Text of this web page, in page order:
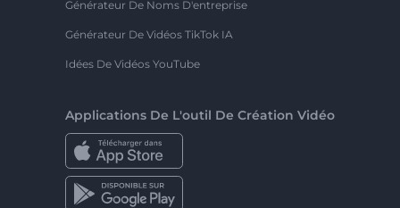
Générateur De Noms D'entreprise
Générateur De Vidéos TikTok IA
Idées De Vidéos YouTube
Applications De L'outil De Création Vidéo